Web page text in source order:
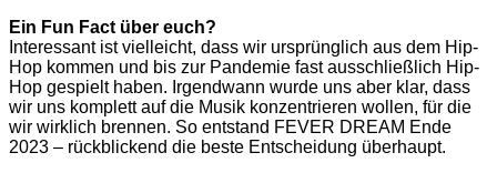
Ein Fun Fact über euch?
Interessant ist vielleicht, dass wir ursprünglich aus dem Hip-
Hop kommen und bis zur Pandemie fast ausschließlich Hip-
Hop gespielt haben. Irgendwann wurde uns aber klar, dass
wir uns komplett auf die Musik konzentrieren wollen, für die
wir wirklich brennen. So entstand FEVER DREAM Ende
2023 – rückblickend die beste Entscheidung überhaupt.